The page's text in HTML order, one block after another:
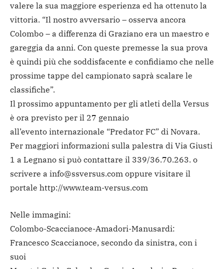
valere la sua maggiore esperienza ed ha ottenuto la
vittoria. “Il nostro avversario – osserva ancora
Colombo – a differenza di Graziano era un maestro e
gareggia da anni. Con queste premesse la sua prova
è quindi più che soddisfacente e confidiamo che nelle
prossime tappe del campionato saprà scalare le
classifiche”.
Il prossimo appuntamento per gli atleti della Versus
è ora previsto per il 27 gennaio
all’evento internazionale “Predator FC” di Novara.
Per maggiori informazioni sulla palestra di Via Giusti
1 a Legnano si può contattare il 339/36.70.263. o
scrivere a info@ssversus.com oppure visitare il
portale http://www.team-versus.com
Nelle immagini:
Colombo-Scaccianoce-Amadori-Manusardi:
Francesco Scaccianoce, secondo da sinistra, con i
suoi